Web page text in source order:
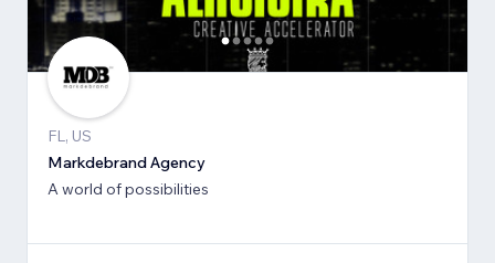
FL, US
Markdebrand Agency
A world of possibilities